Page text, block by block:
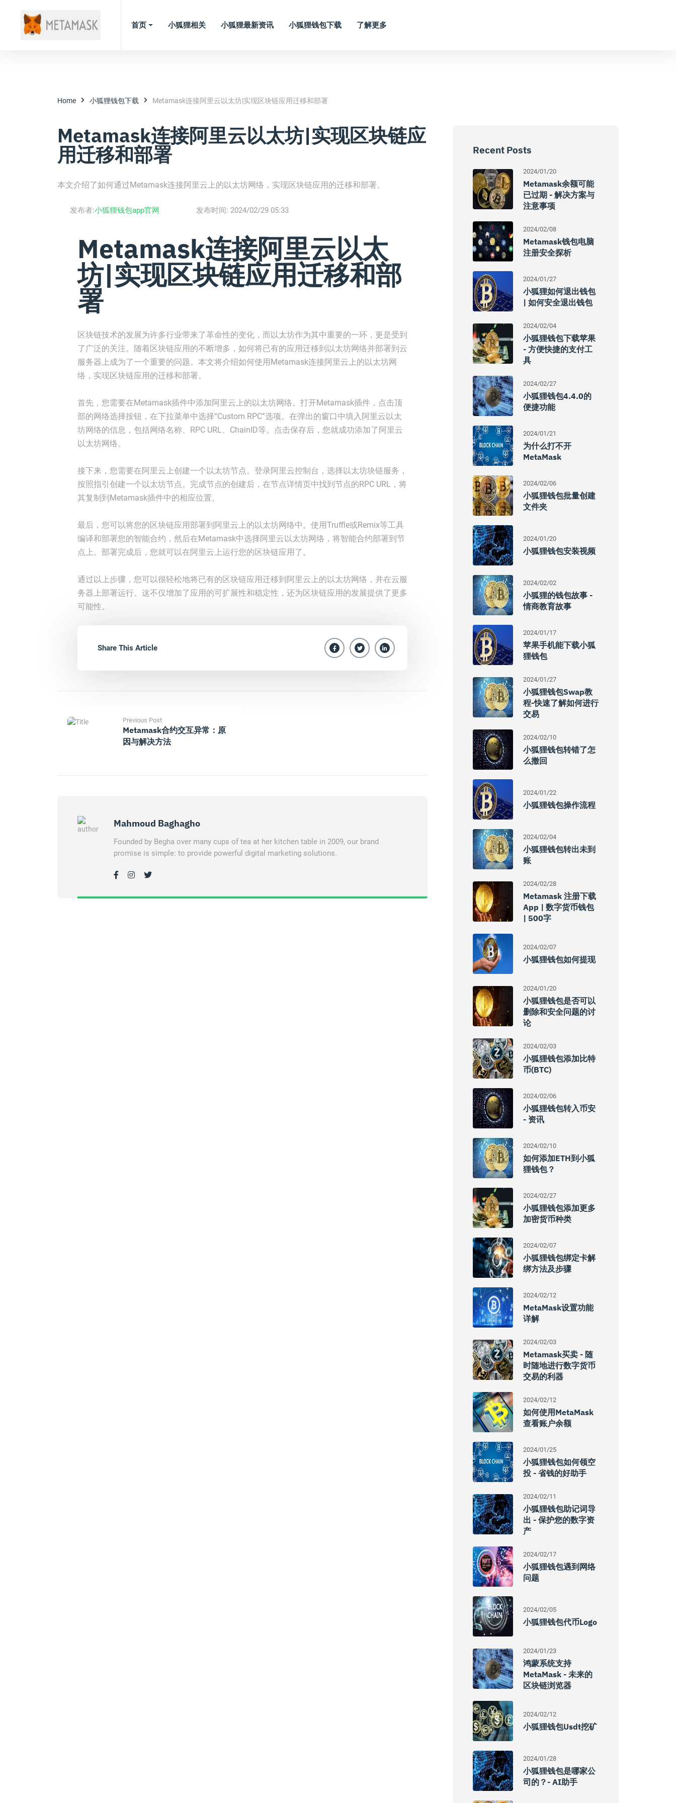
首页 小狐狸相关 小狐狸最新资讯 小狐狸钱包下载 了解更多
Home 小狐狸钱包下载 Metamask连接阿里云以太坊|实现区块链应用迁移和部署
Metamask连接阿里云以太坊|实现区块链应
用迁移和部署
本文介绍了如何通过Metamask连接阿里云上的以太坊网络，实现区块链应用的迁移和部署。
发布者:小狐狸钱包app官网 发布时间: 2024/02/29 05:33
Metamask连接阿里云以太
坊|实现区块链应用迁移和部
署
区块链技术的发展为许多行业带来了革命性的变化，而以太坊作为其中重要的一环，更是受到
了广泛的关注。随着区块链应用的不断增多，如何将已有的应用迁移到以太坊网络并部署到云
服务器上成为了一个重要的问题。本文将介绍如何使用Metamask连接阿里云上的以太坊网
络，实现区块链应用的迁移和部署。
首先，您需要在Metamask插件中添加阿里云上的以太坊网络。打开Metamask插件，点击顶
部的网络选择按钮，在下拉菜单中选择“Custom RPC”选项。在弹出的窗口中填入阿里云以太
坊网络的信息，包括网络名称、RPC URL、ChainID等。点击保存后，您就成功添加了阿里云
以太坊网络。
接下来，您需要在阿里云上创建一个以太坊节点。登录阿里云控制台，选择以太坊块链服务，
按照指引创建一个以太坊节点。完成节点的创建后，在节点详情页中找到节点的RPC URL，将
其复制到Metamask插件中的相应位置。
最后，您可以将您的区块链应用部署到阿里云上的以太坊网络中。使用Truffle或Remix等工具
编译和部署您的智能合约，然后在Metamask中选择阿里云以太坊网络，将智能合约部署到节
点上。部署完成后，您就可以在阿里云上运行您的区块链应用了。
通过以上步骤，您可以很轻松地将已有的区块链应用迁移到阿里云上的以太坊网络，并在云服
务器上部署运行。这不仅增加了应用的可扩展性和稳定性，还为区块链应用的发展提供了更多
可能性。
Share This Article
Previous Post
Metamask合约交互异常：原
因与解决方法
Mahmoud Baghagho
Founded by Begha over many cups of tea at her kitchen table in 2009, our brand
promise is simple: to provide powerful digital marketing solutions.
Recent Posts
2024/01/20
Metamask余额可能
已过期 - 解决方案与
注意事项
2024/02/08
Metamask钱包电脑
注册安全探析
2024/01/27
小狐狸如何退出钱包
| 如何安全退出钱包
2024/02/04
小狐狸钱包下载苹果
- 方便快捷的支付工
具
2024/02/27
小狐狸钱包4.4.0的
便捷功能
2024/01/21
为什么打不开
MetaMask
2024/02/06
小狐狸钱包批量创建
文件夹
2024/01/20
小狐狸钱包安装视频
2024/02/02
小狐狸的钱包故事 -
情商教育故事
2024/01/17
苹果手机能下载小狐
狸钱包
2024/01/27
小狐狸钱包swap教
程-快速了解如何进行
交易
2024/02/10
小狐狸钱包转错了怎
么撤回
2024/01/22
小狐狸钱包操作流程
2024/02/04
小狐狸钱包转出未到
账
2024/02/28
Metamask 注册下载
App | 数字货币钱包
| 500字
2024/02/07
小狐狸钱包如何提现
2024/01/20
小狐狸钱包是否可以
删除和安全问题的讨
论
2024/02/03
小狐狸钱包添加比特
币(BTC)
2024/02/06
小狐狸钱包转入币安
- 资讯
2024/02/10
如何添加ETH到小狐
狸钱包？
2024/02/27
小狐狸钱包添加更多
加密货币种类
2024/02/07
小狐狸钱包绑定卡解
绑方法及步骤
2024/02/12
MetaMask设置功能
详解
2024/02/03
Metamask买卖 - 随
时随地进行数字货币
交易的利器
2024/02/12
如何使用MetaMask
查看账户余额
2024/01/25
小狐狸钱包如何领空
投 - 省钱的好助手
2024/02/11
小狐狸钱包助记词导
出 - 保护您的数字资
产
2024/02/17
小狐狸钱包遇到网络
问题
2024/02/05
小狐狸钱包代币logo
2024/01/23
鸿蒙系统支持
MetaMask - 未来的
区块链浏览器
2024/02/12
小狐狸钱包usdt挖矿
2024/01/28
小狐狸钱包是哪家公
司的？- AI助手